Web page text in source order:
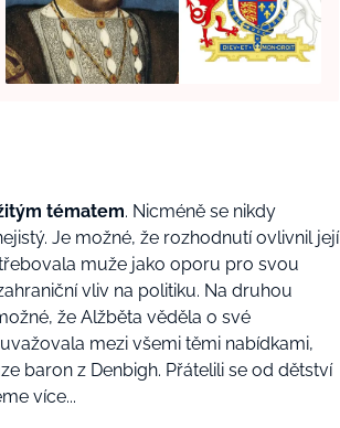
tématem. Nicméně se nikdy
Je možné, že rozhodnutí ovlivnil její
muže jako oporu pro svou
vliv na politiku. Na druhou
že Alžběta věděla o své
mezi všemi těmi nabídkami,
baron z Denbigh. Přátelili se od dětství
více...